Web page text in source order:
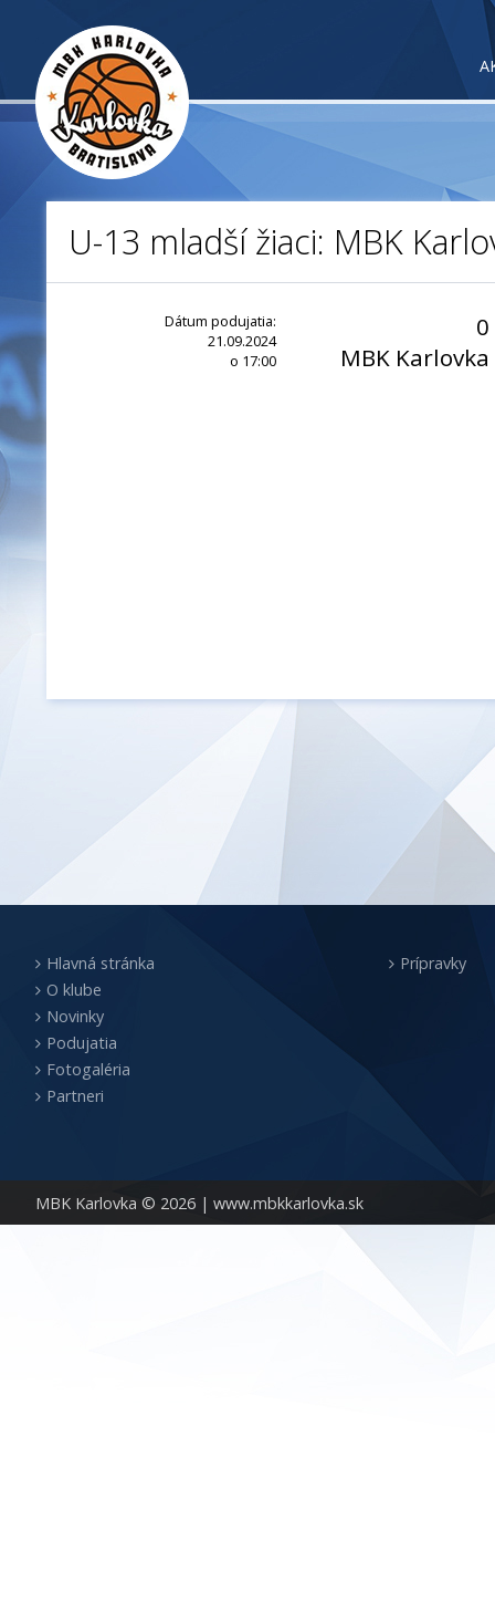
U-13 mladší žiaci: MBK
Dátum podujatia:
21.09.2024
o 17:00
0
MBK Karlovka
MBK Karlovka © 2026 | www.mbkkarlovka.sk
Hlavná stránka
O klube
Novinky
Podujatia
Fotogaléria
Partneri
Prípravky